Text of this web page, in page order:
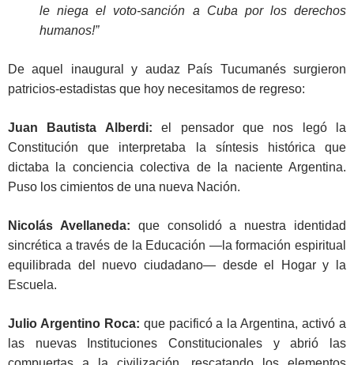
le niega el voto-sanción a Cuba por los derechos
humanos!”
De aquel inaugural y audaz País Tucumanés surgieron
patricios-estadistas que hoy necesitamos de regreso:
Juan Bautista Alberdi: el pensador que nos legó la
Constitución que interpretaba la síntesis histórica que
dictaba la conciencia colectiva de la naciente Argentina.
Puso los cimientos de una nueva Nación.
Nicolás Avellaneda: que consolidó a nuestra identidad
sincrética a través de la Educación —la formación espiritual
equilibrada del nuevo ciudadano— desde el Hogar y la
Escuela.
Julio Argentino Roca: que pacificó a la Argentina, activó a
las nuevas Instituciones Constitucionales y abrió las